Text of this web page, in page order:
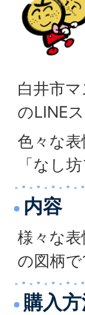
白井市
のLINE
色々な
「なし
内容
様々な
の図柄
購入